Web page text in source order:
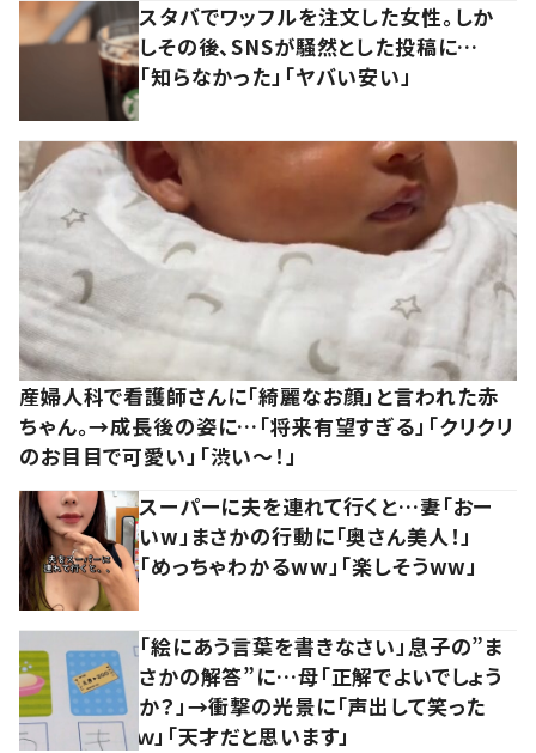
スタバでワッフルを注文した女性。しか
しその後、SNSが騒然とした投稿に…
「知らなかった」「ヤバい安い」
産婦人科で看護師さんに「綺麗なお顔」と言われた赤
ちゃん。→成長後の姿に…「将来有望すぎる」「クリクリ
のお目目で可愛い」「渋い～！」
スーパーに夫を連れて行くと…妻「おー
いw」まさかの行動に「奥さん美人！」
「めっちゃわかるww」「楽しそうww」
「絵にあう言葉を書きなさい」息子の”ま
さかの解答”に…母「正解でよいでしょう
か？」→衝撃の光景に「声出して笑った
ｗ」「天才だと思います」